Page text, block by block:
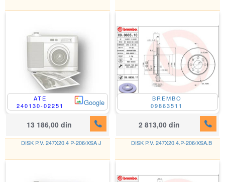
ATE
240130-02251
Google
13 186,00 din
BREMBO
09863511
2 813,00 din
DISK P.V. 247X20.4 P-206/XSA J DISK P.V. 247X20.4.P-206/XSA.B